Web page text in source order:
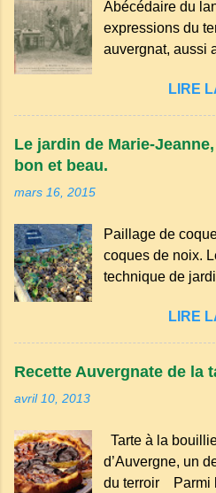
Abécédaire du
expressions du
auvergnat, aussi
principalement
certaines parties
et est classé
Par exemple, on
comme "agourer"
(âne, utilisé aussi
Auvergne
Dôme . A
LIRE
Le jardin de Marie-
bon et beau.
mars 16, 2015
Paillage de
coques de noix.
technique de
organiques,
le protéger et
présente
des arrosages :
empêche la
freine la
Protection contre
LIRE
Recette Auvergnate de la
avril 10, 2013
Tarte à la
d’Auvergne, un
du terroir Parmi